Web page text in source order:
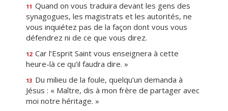
11 Quand on vous traduira devant les gens des
synagogues, les magistrats et les autorités, ne
vous inquiétez pas de la façon dont vous vous
défendrez ni de ce que vous direz.
12 Car l’Esprit Saint vous enseignera à cette
heure-là ce qu’il faudra dire. »
13 Du milieu de la foule, quelqu’un demanda à
Jésus : « Maître, dis à mon frère de partager avec
moi notre héritage. »